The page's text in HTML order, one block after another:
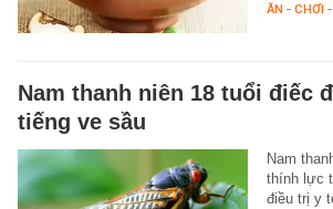
ĂN - CHƠI
Nam thanh niên 18 tuổi điếc
tiếng ve sầu
Nam
thính lực
điều trị y